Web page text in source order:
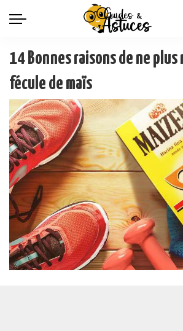
14 Bonnes raisons de ne plus
fécule de maïs